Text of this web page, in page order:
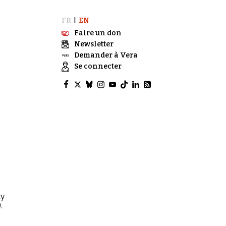
FR
EN
Faire un don
Newsletter
Demander à Vera
Se connecter